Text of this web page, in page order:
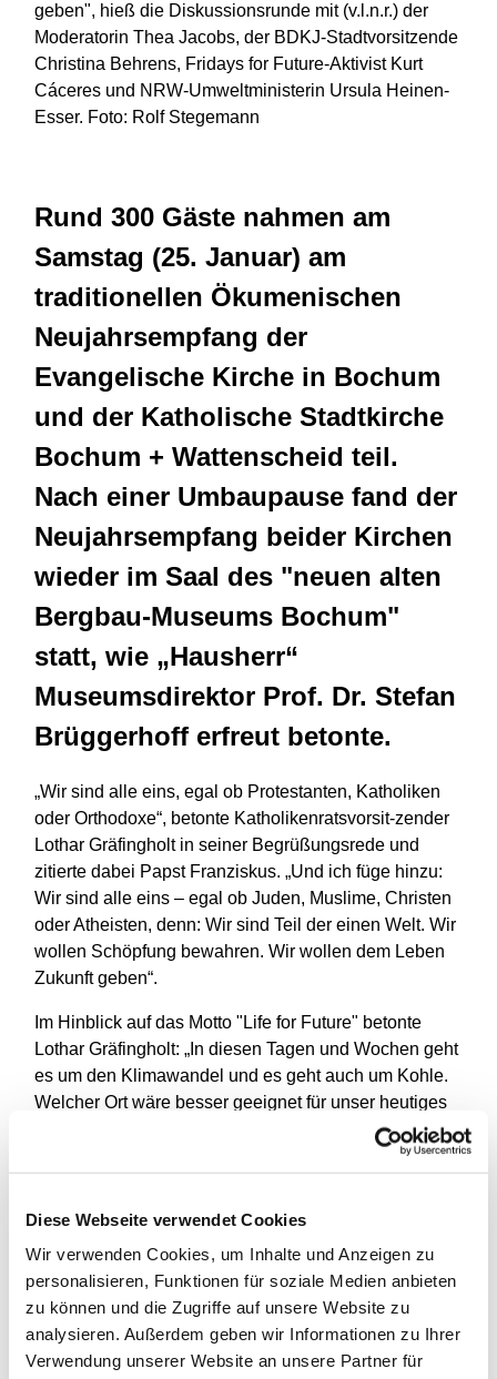
Diese Webseite verwendet Cookies
Wir verwenden Cookies, um Inhalte und Anzeigen zu
personalisieren, Funktionen für soziale Medien anbieten
zu können und die Zugriffe auf unsere Website zu
analysieren. Außerdem geben wir Informationen zu Ihrer
Verwendung unserer Website an unsere Partner für
geben", hieß die Diskussionsrunde mit (v.l.n.r.) der
Moderatorin Thea Jacobs, der BDKJ-Stadtvorsitzende
Christina Behrens, Fridays for Future-Aktivist Kurt
Cáceres und NRW-Umweltministerin Ursula Heinen-
Esser. Foto: Rolf Stegemann
Rund 300 Gäste nahmen am
Samstag (25. Januar) am
traditionellen Ökumenischen
Neujahrsempfang der
Evangelische Kirche in Bochum
und der Katholische Stadtkirche
Bochum + Wattenscheid teil.
Nach einer Umbaupause fand der
Neujahrsempfang beider Kirchen
wieder im Saal des "neuen alten
Bergbau-Museums Bochum"
statt, wie „Hausherr“
Museumsdirektor Prof. Dr. Stefan
Brüggerhoff erfreut betonte.
„Wir sind alle eins, egal ob Protestanten, Katholiken
oder Orthodoxe“, betonte Katholikenratsvorsit-zender
Lothar Gräfingholt in seiner Begrüßungsrede und
zitierte dabei Papst Franziskus. „Und ich füge hinzu:
Wir sind alle eins – egal ob Juden, Muslime, Christen
oder Atheisten, denn: Wir sind Teil der einen Welt. Wir
wollen Schöpfung bewahren. Wir wollen dem Leben
Zukunft geben“.
Im Hinblick auf das Motto "Life for Future" betonte
Lothar Gräfingholt: „In diesen Tagen und Wochen geht
es um den Klimawandel und es geht auch um Kohle.
Welcher Ort wäre besser geeignet für unser heutiges
Thema als das Deutsche Bergbau-Museum.“ „Der
Umgang mit den Ressourcen der Erde ist für uns ein
"Die Schöpfung bewahren - dem Leben Zukunft
geben", hieß die Diskussionsrunde, bei der NRW-
Umweltministerin Ursula Heinen-Esser, Fridays for
Future-Aktivist Kurt Cáceres und BDKJ-